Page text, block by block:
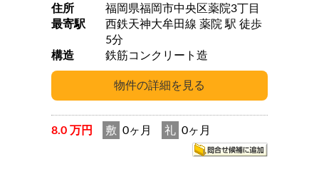
住所
福岡県福岡市中央区薬院3丁目
最寄駅
西鉄天神大牟田線 薬院 駅 徒歩
5分
構造
鉄筋コンクリート造
8.0 万円 敷 0ヶ月 礼 0ヶ月